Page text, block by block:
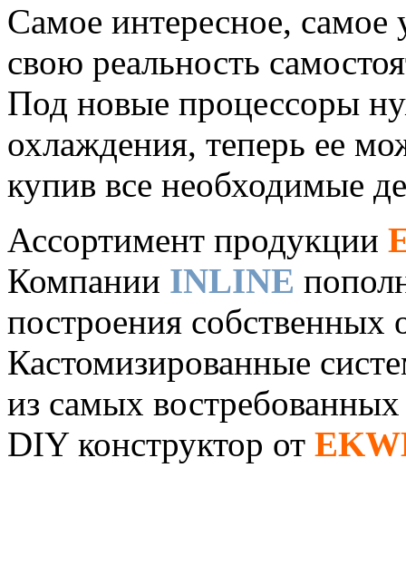
Самое интересное, самое
свою реальность
Под новые процессоры
охлаждения, теперь ее
купив все необходимые
Ассортимент продукции
Компании INLINE
построения
Кастомизированные
из самых
DIY конструктор от